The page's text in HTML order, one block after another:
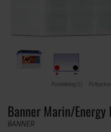
Polställning (1) Poltyp
Banner Marin/Energy
BANNER